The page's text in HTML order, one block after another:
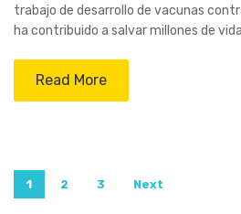
trabajo de desarrollo de vacunas
ha contribuido a salvar millones de
Read More
Posts
1 2 3 Next